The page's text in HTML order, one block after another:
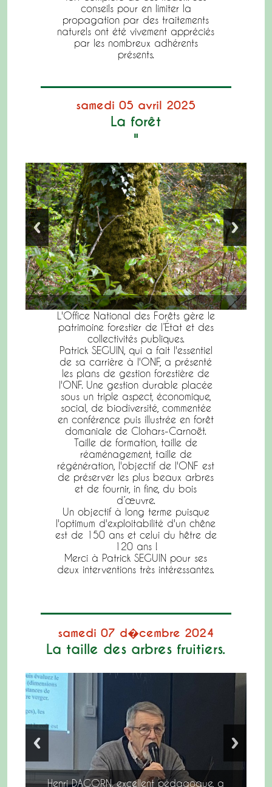
conseils pour en limiter la
propagation par des traitements
naturels ont été vivement appréciés
par les nombreux adhérents
présents.
samedi 05 avril 2025
La forêt
"
L'Office National des Forêts gère le
patrimoine forestier de l’État et des
collectivités publiques.
Patrick SEGUIN, qui a fait l'essentiel
de sa carrière à l'ONF, a présenté
les plans de gestion forestière de
l'ONF. Une gestion durable placée
sous un triple aspect, économique,
social, de biodiversité, commentée
en conférence puis illustrée en forêt
domaniale de Clohars-Carnoët.
Taille de formation, taille de
réaménagement, taille de
régénération, l'objectif de l'ONF est
de préserver les plus beaux arbres
et de fournir, in fine, du bois
d’œuvre.
Un objectif à long terme puisque
l'optimum d'exploitabilité d'un chêne
est de 150 ans et celui du hêtre de
120 ans !
Merci à Patrick SEGUIN pour ses
deux interventions très intéressantes.
samedi 07 d�cembre 2024
La taille des arbres fruitiers.
Henri DAGORN, excellent pédagogue, a